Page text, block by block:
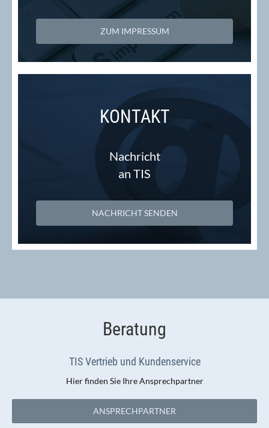
ZUM IMPRESSUM
KONTAKT
Nachricht
an TIS
NACHRICHT SENDEN
Beratung
TIS Vertrieb und Kundenservice
Hier finden Sie Ihre Ansprechpartner
ANSPRECHPARTNER